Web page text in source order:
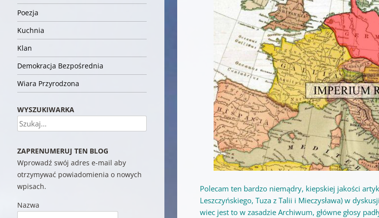
Poezja
Kuchnia
Klan
Demokracja Bezpośrednia
Wiara Przyrodzona
Polecam ten bardzo niemądry, kiepskiej jakości
Leszczyńskiego, Tuza z Talii i Mieczysława) w
wiec jest to w zasadzie Archiwum, główne głosy
WYSZUKIWARKA
Szukaj
ZAPRENUMERUJ TEN BLOG
Wprowadź swój adres e-mail aby
otrzymywać powiadomienia o nowych
wpisach.
Nazwa